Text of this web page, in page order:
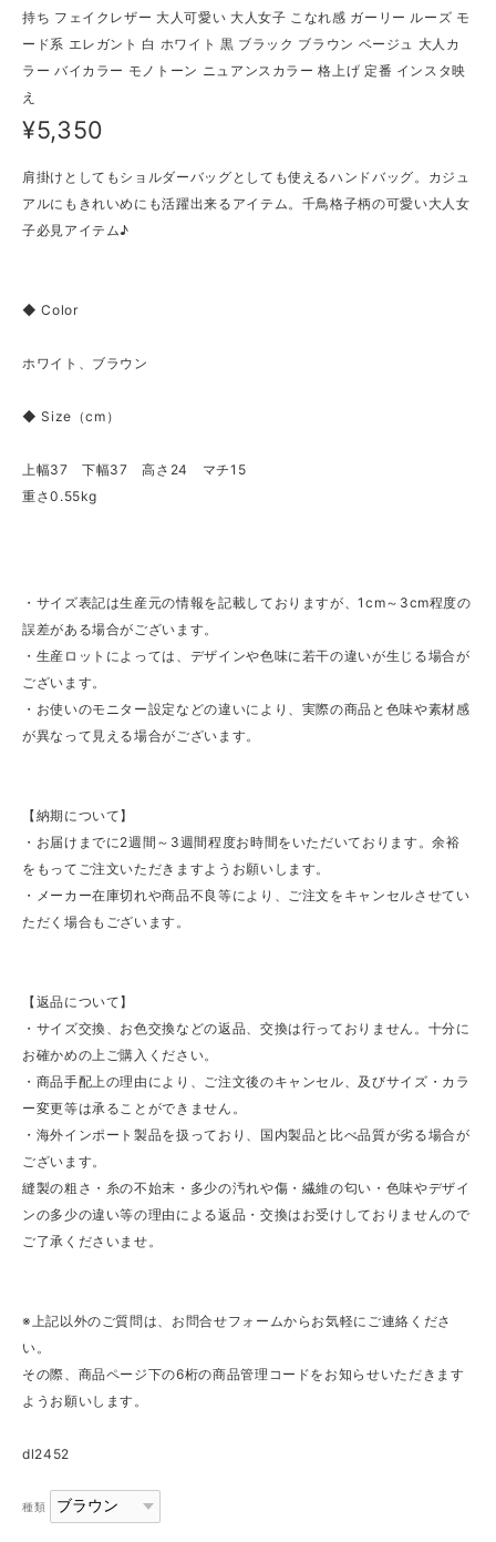
持ち フェイクレザー 大人可愛い 大人女子 こなれ感 ガーリー ルーズ モ
ード系 エレガント 白 ホワイト 黒 ブラック ブラウン ベージュ 大人カ
ラー バイカラー モノトーン ニュアンスカラー 格上げ 定番 インスタ映
え
¥5,350
肩掛けとしてもショルダーバッグとしても使えるハンドバッグ。カジュ
アルにもきれいめにも活躍出来るアイテム。千鳥格子柄の可愛い大人女
子必見アイテム♪
◆ Color
ホワイト、ブラウン
◆ Size（cm）
上幅37 下幅37 高さ24 マチ15
重さ0.55kg
・サイズ表記は生産元の情報を記載しておりますが、1cm～3cm程度の
誤差がある場合がございます。
・生産ロットによっては、デザインや色味に若干の違いが生じる場合が
ございます。
・お使いのモニター設定などの違いにより、実際の商品と色味や素材感
が異なって見える場合がございます。
【納期について】
・お届けまでに2週間～3週間程度お時間をいただいております。余裕
をもってご注文いただきますようお願いします。
・メーカー在庫切れや商品不良等により、ご注文をキャンセルさせてい
ただく場合もございます。
【返品について】
・サイズ交換、お色交換などの返品、交換は行っておりません。十分に
お確かめの上ご購入ください。
・商品手配上の理由により、ご注文後のキャンセル、及びサイズ・カラ
ー変更等は承ることができません。
・海外インポート製品を扱っており、国内製品と比べ品質が劣る場合が
ございます。
縫製の粗さ・糸の不始末・多少の汚れや傷・繊維の匂い・色味やデザイ
ンの多少の違い等の理由による返品・交換はお受けしておりませんので
ご了承くださいませ。
※上記以外のご質問は、お問合せフォームからお気軽にご連絡くださ
い。
その際、商品ページ下の6桁の商品管理コードをお知らせいただきます
ようお願いします。
dl2452
種類